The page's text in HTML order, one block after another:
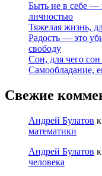
Быть не в себе —
личностью
Тяжелая жизнь,
Радость — это
свободу
Сон, для чего
Самообладание,
Свежие
Андрей Булатов к
математики
Андрей Булатов к
человека